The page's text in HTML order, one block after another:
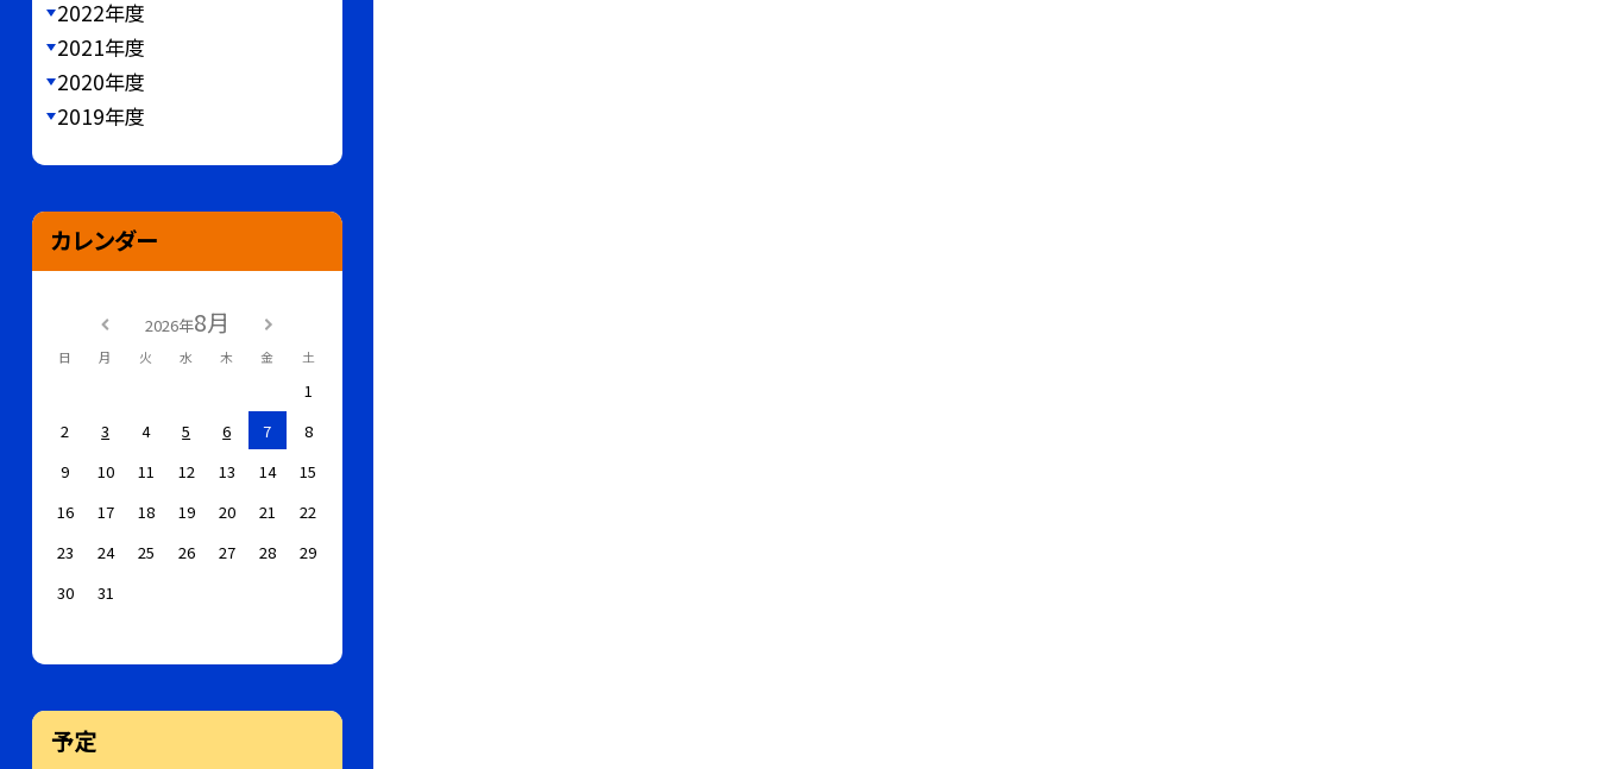
2022年度
2021年度
2020年度
2019年度
カレンダー
2026年8月
日 月 火 水 木 金 土
1
2
3 4 5 6 7
8
9
10 11 12 13 14
15
16
17 18 19 20 21
22
23
24 25 26 27 28
29
30
31
予定